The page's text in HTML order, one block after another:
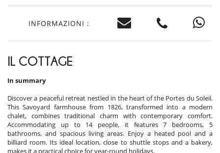
INFORMAZIONI :
IL COTTAGE
In summary
Discover a peaceful retreat nestled in the heart of the Portes du Soleil.
This Savoyard farmhouse from 1826, transformed into a modern
chalet, combines traditional charm with contemporary comfort.
Accommodating up to 14 people, it features 7 bedrooms, 5
bathrooms, and spacious living areas. Enjoy a heated pool and a
billiard room. Its ideal location, close to shuttle stops and a bakery,
makes it a practical choice for year-round holidays.